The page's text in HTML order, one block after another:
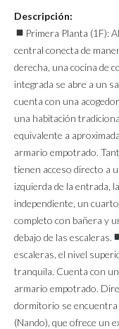
Descripción:
Primera Planta (1F):
central conecta de
derecha, una cocina de
integrada se abre a un
cuenta con una
una habitación
equivalente a
armario empotrado.
tienen acceso directo a
izquierda de la entrada,
independiente, un
completo con bañera y
debajo de las escaleras.
escaleras, el nivel
tranquila. Cuenta con
armario empotrado.
dormitorio se encuentra
(Nando), que ofrece un